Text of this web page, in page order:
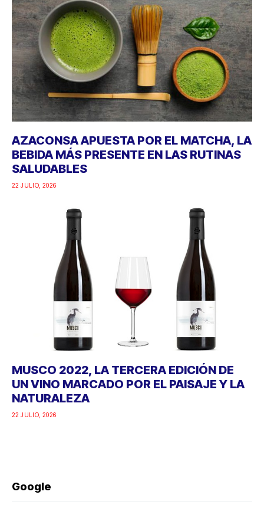
AZACONSA APUESTA POR EL MATCHA, LA
BEBIDA MÁS PRESENTE EN LAS RUTINAS
SALUDABLES
22 JULIO, 2026
MUSCO 2022, LA TERCERA EDICIÓN DE
UN VINO MARCADO POR EL PAISAJE Y LA
NATURALEZA
22 JULIO, 2026
Google